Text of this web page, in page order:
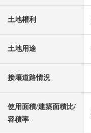
土地權利
土地用途
接壤道路情況
使用面積/建築面積比/
容積率